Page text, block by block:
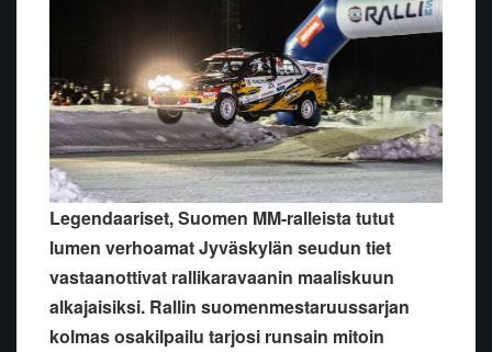
Legendaariset, Suomen MM-ralleista tutut
lumen verhoamat Jyväskylän seudun tiet
vastaanottivat rallikaravaanin maaliskuun
alkajaisiksi. Rallin suomenmestaruussarjan
kolmas osakilpailu tarjosi runsain mitoin